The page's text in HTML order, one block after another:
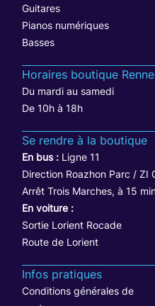
Guitares
Pianos numériques
Basses
Horaires boutique
Du mardi au samedi
De 10h à 18h
Se rendre à la boutique
En bus : Ligne 11
Direction Roazhon Parc / ZI
Arrêt Trois Marches, à 15
En voiture :
Sortie Lorient Rocade
Route de Lorient
Infos pratiques
Conditions générales de